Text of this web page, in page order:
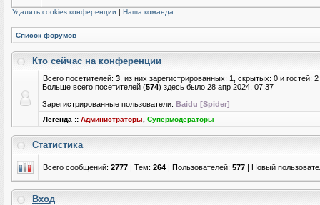
Удалить cookies конференции | Наша команда
Список форумов
Кто сейчас на конференции
Всего посетителей: 3 , из них зарегистрированных: 1, скрытых: 0 и
Больше всего посетителей (574) здесь было 28 апр 2024, 07:37
Зарегистрированные пользователи: Baidu [Spider]
Легенда :: Администраторы Супермодераторы
Статистика
Всего сообщений: 2777 | Тем: 264 | Пользователей: 577 | Новый
Вход